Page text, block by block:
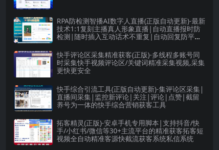
RPA防检测智播AI数字人直播(正版自动更新)-最新
技术1:1复刻主播真人形象直播|自动直播报时防
检测|随时插入互动话术不重复|自动回复防平台
号,美团直播
快手评论区采集精准获客(正版)-多线程多账号同
时采集快手视频评论区/关键词精准采集视频,采集
更快更安全
快手综合引流工具(正版自动更新)-集评论区采集|
直播间采集|监控新评论|关注|评论|点赞|截留
养号为一体的快手综合营销获客工具
拓客精灵(正版)-安卓手机专用脚本|支持抖音/快
手/小红书/微信等30+主流平台的精准获客拓客短
视频全自动精准客源快截流获客系统私信系统